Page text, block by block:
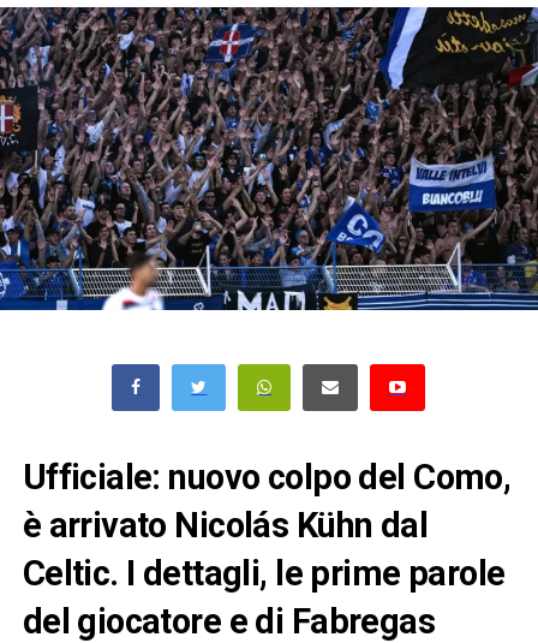
Ufficiale: nuovo colpo del Como,
è arrivato Nicolás Kühn dal
Celtic. I dettagli, le prime parole
del giocatore e di Fabregas